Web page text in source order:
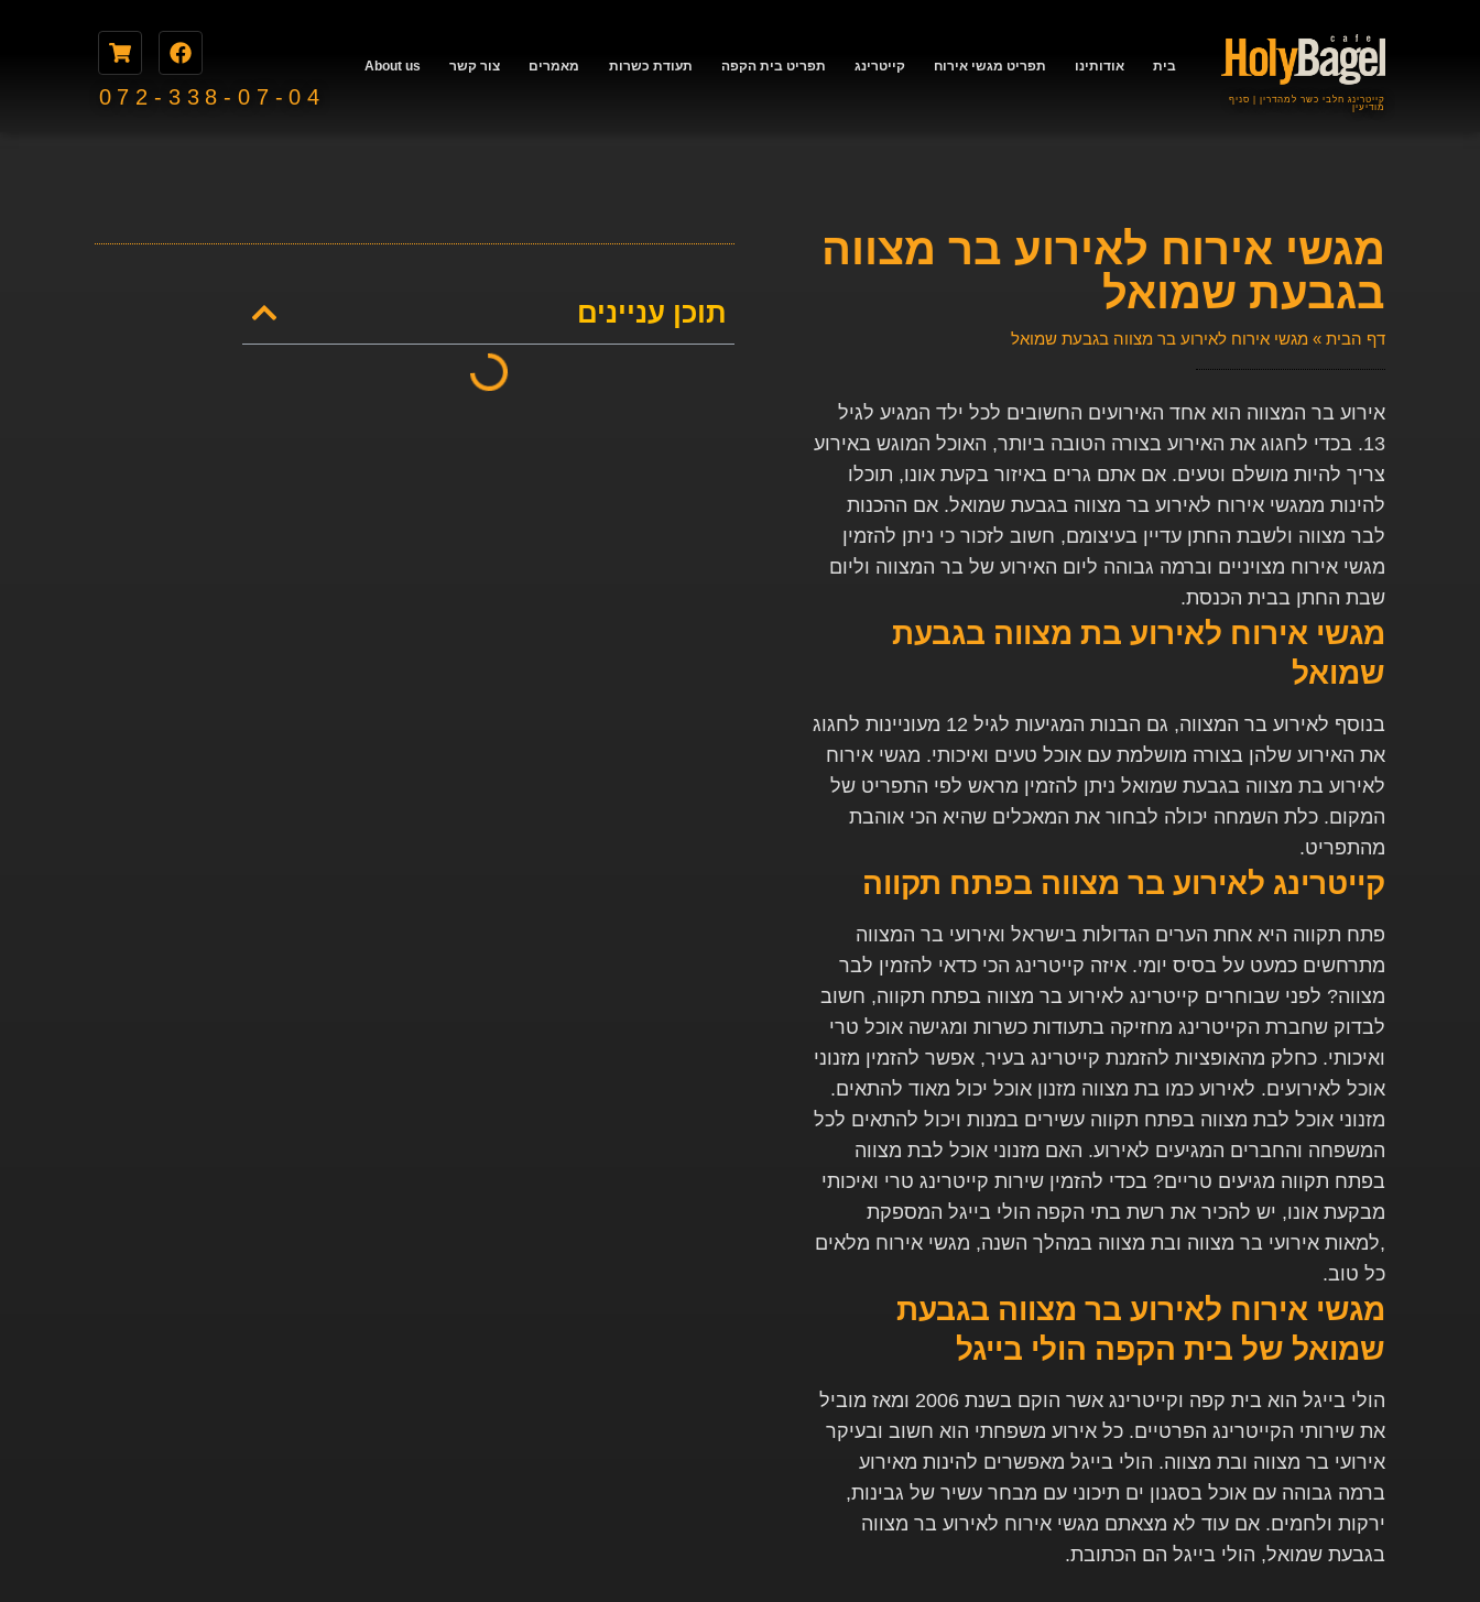
קייטרינג חלבי כשר למהדרין | סניף
מודיעין
בית אודותינו תפריט מגשי אירוח קייטרינג תפריט בית הקפה תעודת כשרות מאמרים צור קשר About us
072-338-07-04
מגשי אירוח לאירוע בר מצווה
בגבעת שמואל
דף הבית» מגשי אירוח לאירוע בר מצווה בגבעת שמואל
אירוע בר המצווה הוא אחד האירועים החשובים לכל ילד המגיע לגיל
13. בכדי לחגוג את האירוע בצורה הטובה ביותר, האוכל המוגש באירוע
צריך להיות מושלם וטעים. אם אתם גרים באיזור בקעת אונו, תוכלו
להינות ממגשי אירוח לאירוע בר מצווה בגבעת שמואל. אם ההכנות
לבר מצווה ולשבת החתן עדיין בעיצומם, חשוב לזכור כי ניתן להזמין
מגשי אירוח מצויניים וברמה גבוהה ליום האירוע של בר המצווה וליום
שבת החתן בבית הכנסת.
מגשי אירוח לאירוע בת מצווה בגבעת
שמואל
בנוסף לאירוע בר המצווה, גם הבנות המגיעות לגיל 12 מעוניינות לחגוג
את האירוע שלהן בצורה מושלמת עם אוכל טעים ואיכותי. מגשי אירוח
לאירוע בת מצווה בגבעת שמואל ניתן להזמין מראש לפי התפריט של
המקום. כלת השמחה יכולה לבחור את המאכלים שהיא הכי אוהבת
מהתפריט.
קייטרינג לאירוע בר מצווה בפתח תקווה
פתח תקווה היא אחת הערים הגדולות בישראל ואירועי בר המצווה
מתרחשים כמעט על בסיס יומי. איזה קייטרינג הכי כדאי להזמין לבר
מצווה? לפני שבוחרים קייטרינג לאירוע בר מצווה בפתח תקווה, חשוב
לבדוק שחברת הקייטרינג מחזיקה בתעודות כשרות ומגישה אוכל טרי
ואיכותי. כחלק מהאופציות להזמנת קייטרינג בעיר, אפשר להזמין מזנוני
אוכל לאירועים. לאירוע כמו בת מצווה מזנון אוכל יכול מאוד להתאים.
מזנוני אוכל לבת מצווה בפתח תקווה עשירים במנות ויכול להתאים לכל
המשפחה והחברים המגיעים לאירוע. האם מזנוני אוכל לבת מצווה
בפתח תקווה מגיעים טריים? בכדי להזמין שירות קייטרינג טרי ואיכותי
מבקעת אונו, יש להכיר את רשת בתי הקפה הולי בייגל המספקת
,למאות אירועי בר מצווה ובת מצווה במהלך השנה, מגשי אירוח מלאים
כל טוב.
מגשי אירוח לאירוע בר מצווה בגבעת
שמואל של בית הקפה הולי בייגל
הולי בייגל הוא בית קפה וקייטרינג אשר הוקם בשנת 2006 ומאז מוביל
את שירותי הקייטרינג הפרטיים. כל אירוע משפחתי הוא חשוב ובעיקר
אירועי בר מצווה ובת מצווה. הולי בייגל מאפשרים להינות מאירוע
ברמה גבוהה עם אוכל בסגנון ים תיכוני עם מבחר עשיר של גבינות,
ירקות ולחמים. אם עוד לא מצאתם מגשי אירוח לאירוע בר מצווה
בגבעת שמואל, הולי בייגל הם הכתובת.
תוכן עניינים